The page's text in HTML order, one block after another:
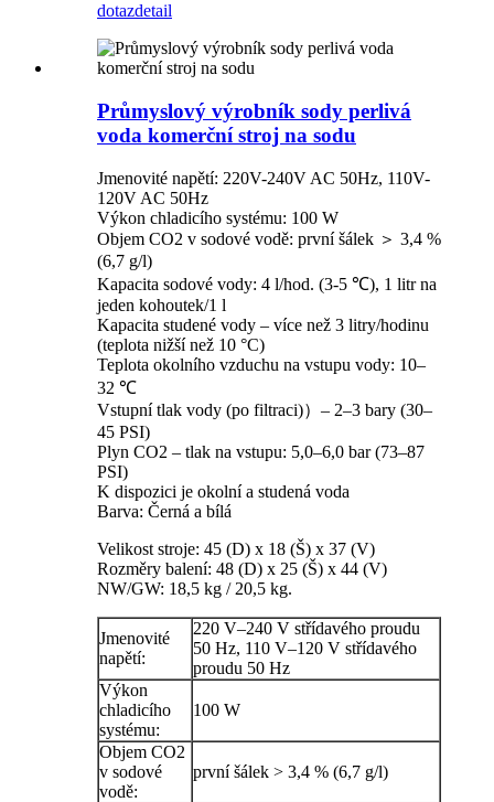
dotazdetail
Průmyslový výrobník sody perlivá
voda komerční stroj na sodu
Jmenovité napětí: 220V-240V AC 50Hz, 110V-
120V AC 50Hz
Výkon chladicího systému: 100 W
Objem CO2 v sodové vodě: první šálek ＞ 3,4 %
(6,7 g/l)
Kapacita sodové vody: 4 l/hod. (3-5 ℃), 1 litr na
jeden kohoutek/1 l
Kapacita studené vody – více než 3 litry/hodinu
(teplota nižší než 10 °C)
Teplota okolního vzduchu na vstupu vody: 10–
32 ℃
Vstupní tlak vody (po filtraci)）– 2–3 bary (30–
45 PSI)
Plyn CO2 – tlak na vstupu: 5,0–6,0 bar (73–87
PSI)
K dispozici je okolní a studená voda
Barva: Černá a bílá
Velikost stroje: 45 (D) x 18 (Š) x 37 (V)
Rozměry balení: 48 (D) x 25 (Š) x 44 (V)
NW/GW: 18,5 kg / 20,5 kg.
Jmenovité
napětí:
220 V–240 V střídavého proudu
50 Hz, 110 V–120 V střídavého
proudu 50 Hz
Výkon
chladicího
systému:
100 W
Objem CO2
v sodové
vodě:
první šálek > 3,4 % (6,7 g/l)